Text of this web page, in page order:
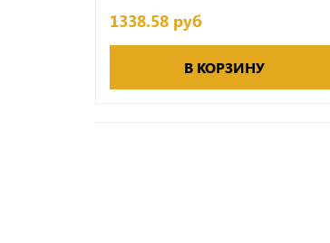
1338.58 руб
В КОРЗИНУ